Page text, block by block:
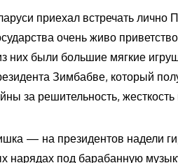
приехал встречать
очень живо
них были большие мягкие
Зимбабве, который
за решительность, жесткость
— на президентов надели
нарядах под барабанную